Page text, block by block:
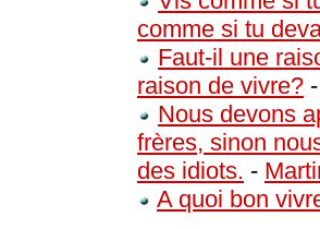
comme si tu
Faut-il une
raison de vivre?
Nous devons
frères, sinon
des idiots. -
A quoi bon